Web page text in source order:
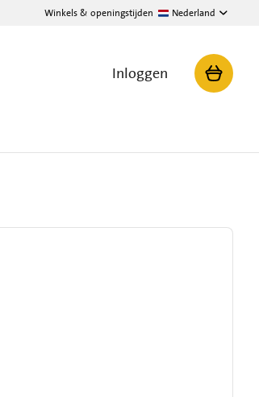
Winkels & openingstijden Nederland
Inloggen